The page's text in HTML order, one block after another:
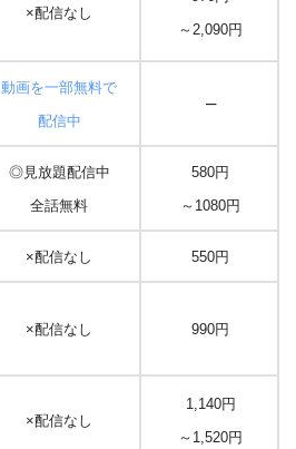
×配信なし
～2,090円
動画を一部無料で
配信中
–
◎見放題配信中
全話無料
580円
～1080円
×配信なし 550円
×配信なし 990円
×配信なし
1,140円
～1,520円